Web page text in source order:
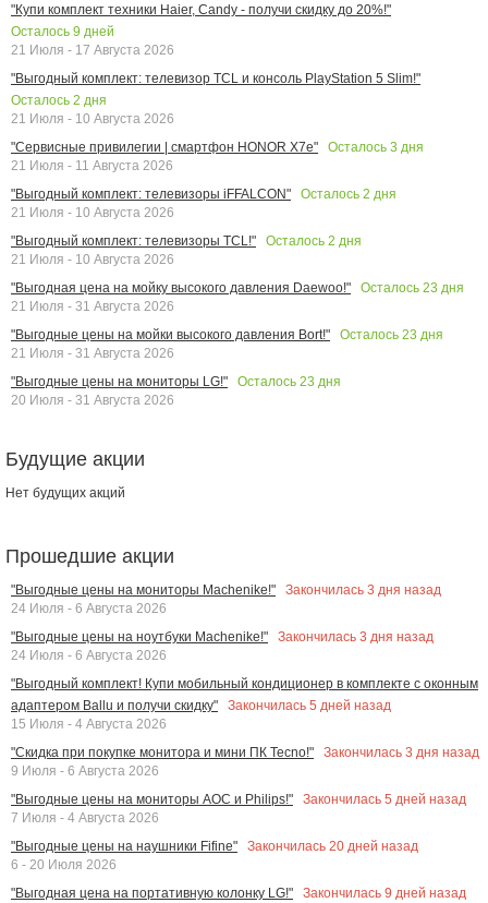
"Купи комплект техники Haier, Candy - получи скидку до 20%!"
Осталось 9 дней
21 Июля - 17 Августа 2026
"Выгодный комплект: телевизор TCL и консоль PlayStation 5 Slim!"
Осталось 2 дня
21 Июля - 10 Августа 2026
"Сервисные привилегии | смартфон HONOR X7e"
Осталось 3 дня
21 Июля - 11 Августа 2026
"Выгодный комплект: телевизоры iFFALCON"
Осталось 2 дня
21 Июля - 10 Августа 2026
"Выгодный комплект: телевизоры TCL!"
Осталось 2 дня
21 Июля - 10 Августа 2026
"Выгодная цена на мойку высокого давления Daewoo!"
Осталось 23 дня
21 Июля - 31 Августа 2026
"Выгодные цены на мойки высокого давления Bort!"
Осталось 23 дня
21 Июля - 31 Августа 2026
"Выгодные цены на мониторы LG!"
Осталось 23 дня
20 Июля - 31 Августа 2026
Будущие акции
Нет будущих акций
Прошедшие акции
"Выгодные цены на мониторы Machenike!" Закончилась 3 дня назад
24 Июля - 6 Августа 2026
"Выгодные цены на ноутбуки Machenike!"
Закончилась 3 дня назад
24 Июля - 6 Августа 2026
"Выгодный комплект! Купи мобильный кондиционер в комплекте с оконным
адаптером Ballu и получи скидку"
Закончилась 5 дней назад
15 Июля - 4 Августа 2026
"Скидка при покупке монитора и мини ПК Tecno!"
Закончилась 3 дня назад
9 Июля - 6 Августа 2026
"Выгодные цены на мониторы AOC и Philips!"
Закончилась 5 дней назад
7 Июля - 4 Августа 2026
"Выгодные цены на наушники Fifine"
Закончилась 20 дней назад
6 - 20 Июля 2026
"Выгодная цена на портативную колонку LG!"
Закончилась 9 дней назад